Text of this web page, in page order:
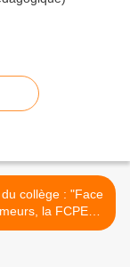
collège : "Face
la FCPE
rétablit la vérité" (FCPE) >